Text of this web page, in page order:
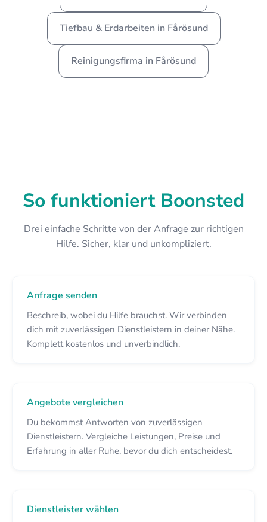
Tiefbau & Erdarbeiten in Fårösund
Reinigungsfirma in Fårösund
So funktioniert Boonsted
Drei einfache Schritte von der Anfrage zur richtigen
Hilfe. Sicher, klar und unkompliziert.
Anfrage senden
Beschreib, wobei du Hilfe brauchst. Wir verbinden
dich mit zuverlässigen Dienstleistern in deiner Nähe.
Komplett kostenlos und unverbindlich.
Angebote vergleichen
Du bekommst Antworten von zuverlässigen
Dienstleistern. Vergleiche Leistungen, Preise und
Erfahrung in aller Ruhe, bevor du dich entscheidest.
Dienstleister wählen